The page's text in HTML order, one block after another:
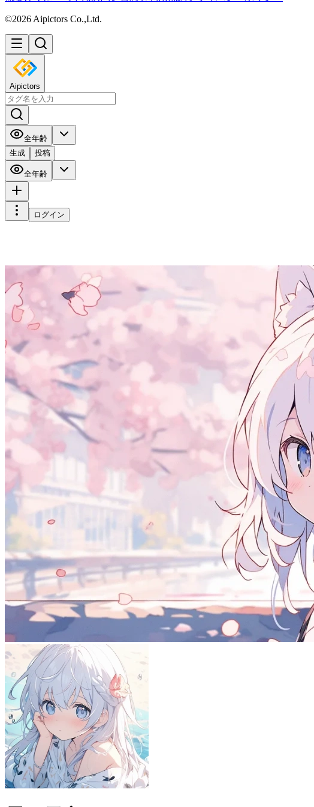
©2026 Aipictors Co.,Ltd.
Aipictors
全年齢
生成
投稿
全年齢
ログイン